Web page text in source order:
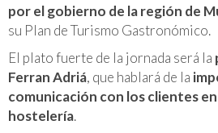
por el gobierno de la región de
su Plan de Turismo Gastronómico.
El plato fuerte de la jornada será la
Ferran Adriá, que hablará de la
comunicación con los clientes
hostelería.